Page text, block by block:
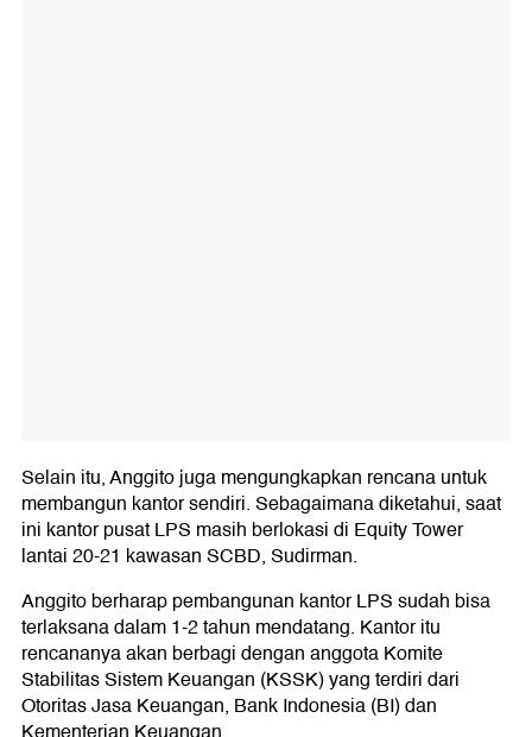
Selain itu, Anggito juga mengungkapkan rencana untuk
membangun kantor sendiri. Sebagaimana diketahui, saat
ini kantor pusat LPS masih berlokasi di Equity Tower
lantai 20-21 kawasan SCBD, Sudirman.
Anggito berharap pembangunan kantor LPS sudah bisa
terlaksana dalam 1-2 tahun mendatang. Kantor itu
rencananya akan berbagi dengan anggota Komite
Stabilitas Sistem Keuangan (KSSK) yang terdiri dari
Otoritas Jasa Keuangan, Bank Indonesia (BI) dan